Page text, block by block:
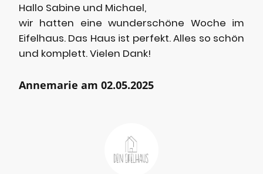
Hallo Sabine und Michael,
wir hatten eine wunderschöne Woche im
Eifelhaus. Das Haus ist perfekt. Alles so schön
und komplett. Vielen Dank!
Annemarie am 02.05.2025